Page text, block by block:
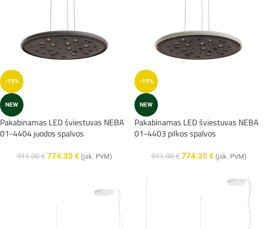
-15%
NEW
Pakabinamas LED šviestuvas NEBA
01-4404 juodos spalvos
911.00€ 774.35€ (įsk. PVM)
-15%
NEW
Pakabinamas LED šviestuvas NEBA
01-4403 pilkos spalvos
911.00€ 774.35€ (įsk. PVM)